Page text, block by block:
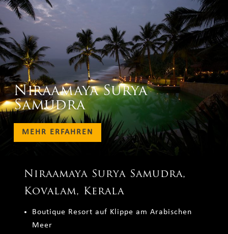
Niraamaya Surya
Samudra
MEHR ERFAHREN
Niraamaya Surya Samudra,
Kovalam, Kerala
Boutique Resort auf Klippe am Arabischen
Meer